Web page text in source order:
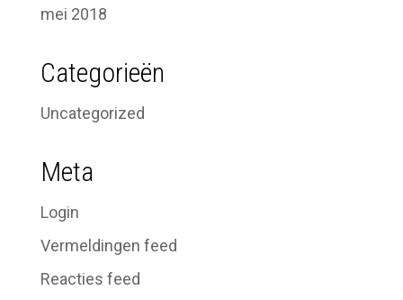
mei 2018
Categorieën
Uncategorized
Meta
Login
Vermeldingen feed
Reacties feed